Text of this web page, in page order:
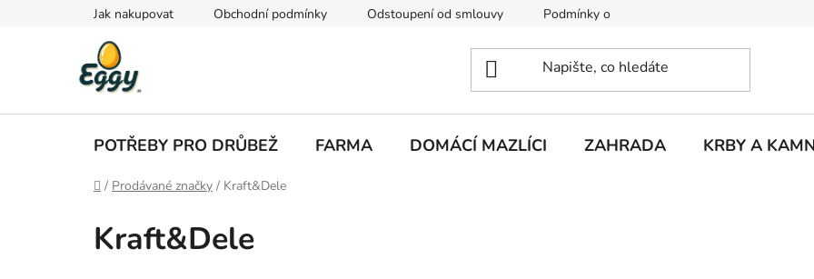
Jak nakupovat Obchodní podmínky Odstoupení od smlouvy Podmínky ochrany osobních údajů
POTŘEBY PRO DRŮBEŽ FARMA DOMÁCÍ MAZLÍCI ZAHRADA KRBY A
Domů
/ Prodávané značky / Kraft&Dele
Kraft&Dele